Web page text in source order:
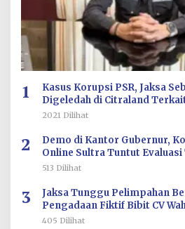
1
Kasus Korupsi PSR, Jaksa
Digeledah di Citraland
2021 Dilihat
2
Demo di Kantor Gubernur,
Online Sultra Tuntut Evaluasi
Aplikasi
513 Dilihat
3
Jaksa Tunggu Pelimpahan
Pengadaan Fiktif Bibit CV
Miliar
405 Dilihat